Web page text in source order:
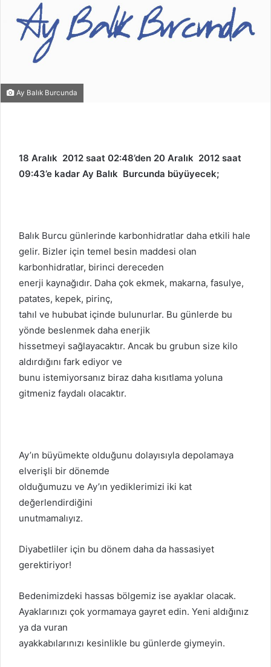
Ay Balık Burcunda
18 Aralık 2012 saat 02:48’den 20 Aralık 2012 saat
09:43’e kadar Ay Balık Burcunda büyüyecek;
Balık Burcu günlerinde karbonhidratlar daha etkili hale
gelir. Bizler için temel besin maddesi olan
karbonhidratlar, birinci dereceden
enerji kaynağıdır. Daha çok ekmek, makarna, fasulye,
patates, kepek, pirinç,
tahıl ve hububat içinde bulunurlar. Bu günlerde bu
yönde beslenmek daha enerjik
hissetmeyi sağlayacaktır. Ancak bu grubun size kilo
aldırdığını fark ediyor ve
bunu istemiyorsanız biraz daha kısıtlama yoluna
gitmeniz faydalı olacaktır.
Ay’ın büyümekte olduğunu dolayısıyla depolamaya
elverişli bir dönemde
olduğumuzu ve Ay’ın yediklerimizi iki kat
değerlendirdiğini
unutmamalıyız.
Diyabetliler için bu dönem daha da hassasiyet
gerektiriyor!
Bedenimizdeki hassas bölgemiz ise ayaklar olacak.
Ayaklarınızı çok yormamaya gayret edin. Yeni aldığınız
ya da vuran
ayakkabılarınızı kesinlikle bu günlerde giymeyin.